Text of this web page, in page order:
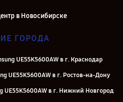
в Новосибирске
ГОРОДА
UE55K5600AW в г. Краснодар
UE55K5600AW в г. Ростов-на-Дону
UE55K5600AW в г. Нижний Новгород